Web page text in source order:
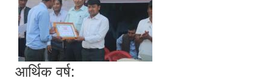
आर्थिक वर्ष: